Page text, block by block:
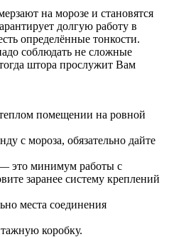
на морозе и становятся
долгую работу в
определённые тонкости.
соблюдать не сложные
штора прослужит Вам
помещении на ровной
с мороза, обязательно дайте
это минимум работы с
заранее систему креплений
места соединения
коробку.